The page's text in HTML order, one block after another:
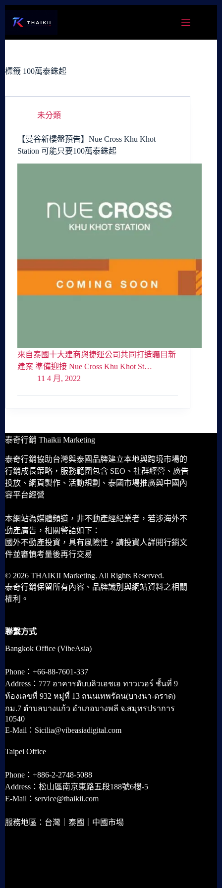
容
標籤 100萬泰銖起
未分類
【曼谷新樓盤預告】Nue Cross Khu Khot
Station 可能只要100萬泰銖起
來自泰國十大建商與捷運公司共同打造矚目新
建案 準備迎接 Nue Cross Khu Khot St…
11 4 月, 2022
泰奇行銷 Thaikii Marketing
泰奇行銷協助台灣與泰國品牌建立本地與跨境市場的
行銷成長策略，服務範圍包含 SEO、社群經營、廣告
投放、網頁製作、活動規劃、泰國市場推廣與中國內
容平台經營
本網站為媒體頻道，非不動產經紀業者，若涉海外不
動產廣告，相關警語如下：
國外不動產投資，具有風險性，請投資人詳閱行銷文
件並審慎考量後再行交易
© 2026 THAIKII Marketing. All Rights Reserved.
泰奇行銷保留所有內容、品牌識別與網站資料之相關
權利。
聯繫方式
Bangkok Office (VibeAsia)
Phone：+66-88-7601-337
Address：777 อาคารดับบลิวเอชเอ ทาวเวอร์ ชั้นที่ 9
ห้องเลขที่ 932 หมู่ที่ 13 ถนนเทพรัตน(บางนา-ตราด)
กม.7 ตำบลบางแก้ว อำเภอบางพลี จ.สมุทรปราการ
10540
E-Mail：Sicilia@vibeasiadigital.com
Taipei Office
Phone：+886-2-2748-5088
Address：松山區南京東路五段188號6樓-5
E-Mail：service@thaikii.com
服務地區：台灣｜泰國｜中國市場